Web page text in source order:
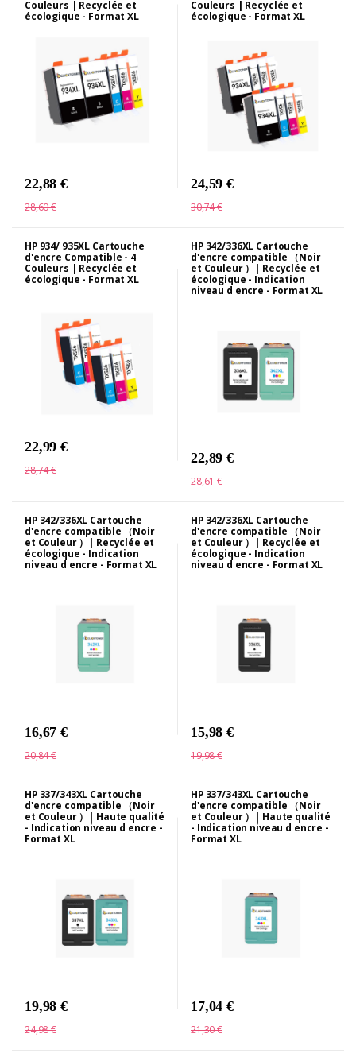
Couleurs | Recyclée et
écologique - Format XL
22,88 €
28,60 €
Couleurs | Recyclée et
écologique - Format XL
24,59 €
30,74 €
HP 934/ 935XL Cartouche
d'encre Compatible - 4
Couleurs | Recyclée et
écologique - Format XL
22,99 €
28,74 €
HP 342/336XL Cartouche
d'encre compatible （Noir
et Couleur ）| Recyclée et
écologique - Indication
niveau d encre - Format XL
22,89 €
28,61 €
HP 342/336XL Cartouche
d'encre compatible （Noir
et Couleur ）| Recyclée et
écologique - Indication
niveau d encre - Format XL
16,67 €
20,84 €
HP 342/336XL Cartouche
d'encre compatible （Noir
et Couleur ）| Recyclée et
écologique - Indication
niveau d encre - Format XL
15,98 €
19,98 €
HP 337/343XL Cartouche
d'encre compatible （Noir
et Couleur ）| Haute qualité
- Indication niveau d encre -
Format XL
19,98 €
24,98 €
HP 337/343XL Cartouche
d'encre compatible （Noir
et Couleur ）| Haute qualité
- Indication niveau d encre -
Format XL
17,04 €
21,30 €